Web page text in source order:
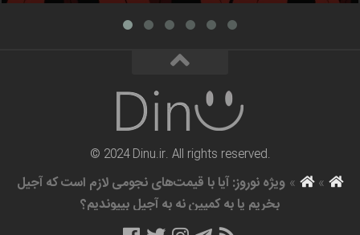
© 2024 Dinu.ir. All rights reserved.
»
» ویژه نوروز: آیا با قیمت‌های نجومی لازم است که آجیل
بخریم یا به کمپین نه به آجیل بپیوندیم؟